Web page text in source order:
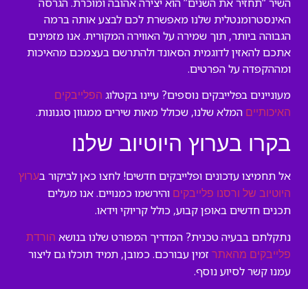
האינסטרומנטלית שלנו מאפשרת לכם לבצע אותה ברמה
הגבוהה ביותר, תוך שמירה על האווירה המקורית. אנו מזמינים
אתכם להאזין לדוגמית הסאונד ולהתרשם בעצמכם מהאיכות
ומההקפדה על הפרטים.
מעוניינים בפלייבקים נוספים? עיינו בקטלוג הפלייבקים
האיכותיים המלא שלנו, שכולל מאות שירים ממגוון סגנונות.
בקרו בערוץ היוטיוב שלנו
אל תחמיצו עדכונים ופלייבקים חדשים! לחצו כאן לביקור בערוץ
היוטיוב של ורסנו פלייבקים והירשמו כמנויים. אנו מעלים
תכנים חדשים באופן קבוע, כולל קריוקי וידאו.
נתקלתם בבעיה טכנית? המדריך המפורט שלנו בנושא הורדת
פלייבקים מהאתר זמין עבורכם. כמובן, תמיד תוכלו גם ליצור
עמנו קשר לסיוע נוסף.